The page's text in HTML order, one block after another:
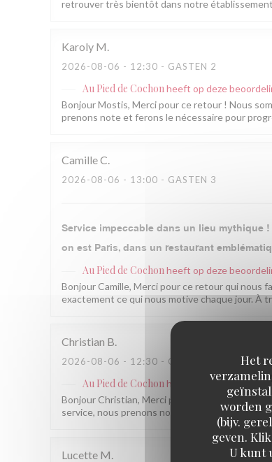
Het
worden
(bijv.
geven.
U kunt
retrouver très bientôt dans notre établissement
Karoly M
2026-08-06 - 12:30 - GASTEN 2
Au Pied de Cochonheeft op deze
Bonjour Mostis, Merci pour ce retour ! Nous
prenons note et ferons le nécessaire pour
CamilleC
2026-08-06 - 13:00 - GASTEN 3
Service impeccable dans un lieu mythique
on est Paris, dans un restaurant
Au Pied de Cochonheeft op deze
Bonjour Camille, Merci pour ce retour qui nous
exactement ce qui nous motive chaque jour. À
Christian B
2026-08-06 - 12:30 - GASTEN 2
Au Pied de Cochon heeft op deze
Bonjour Christian, Merci pour ce beau retour !
service, nous prenons note et ferons encore
Lucette M